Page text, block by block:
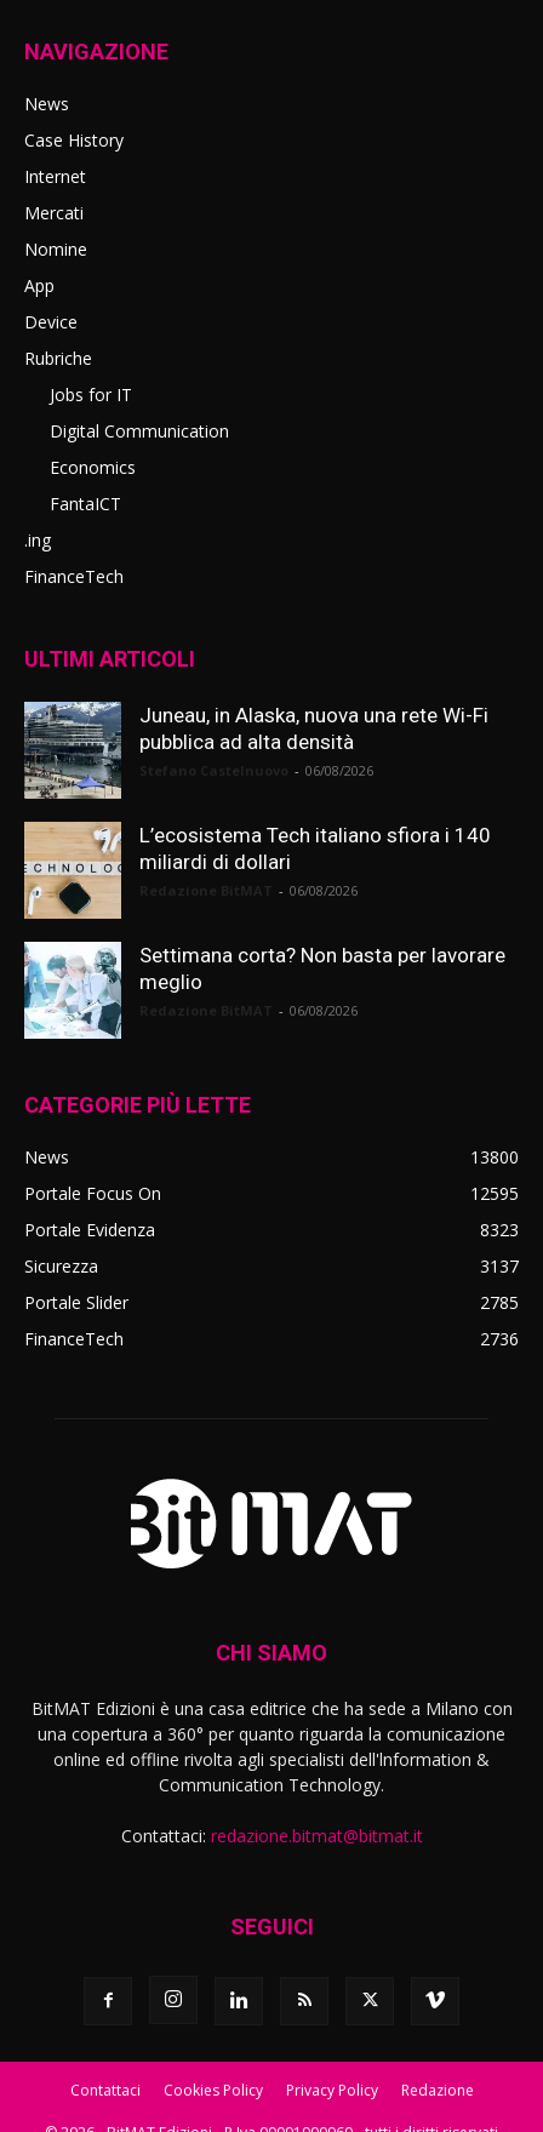
NAVIGAZIONE
News
Case History
Internet
Mercati
Nomine
App
Device
Rubriche
Jobs for IT
Digital Communication
Economics
FantaICT
.ing
FinanceTech
ULTIMI ARTICOLI
Juneau, in Alaska, nuova una rete Wi-Fi
pubblica ad alta densità
- 06/08/2026
L’ecosistema Tech italiano sfiora i 140
miliardi di dollari
- 06/08/2026
Settimana corta? Non basta per lavorare
meglio
- 06/08/2026
CATEGORIE PIÙ LETTE
News
13800
Portale Focus On
12595
Portale Evidenza
8323
Sicurezza
3137
Portale Slider
2785
FinanceTech
2736
CHI SIAMO
BitMAT Edizioni è una casa editrice che ha sede a Milano con
una copertura a 360° per quanto riguarda la comunicazione
online ed offline rivolta agli specialisti dell'lnformation &
Communication Technology.
Contattaci: redazione.bitmat@bitmat.it
SEGUICI
Contattaci Cookies Policy Privacy Policy Redazione